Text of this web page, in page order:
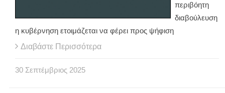
περιβόητη
διαβούλευση
η κυβέρνηση ετοιμάζεται να φέρει προς ψήφιση
Διαβάστε Περισσότερα
30 Σεπτέμβριος 2025